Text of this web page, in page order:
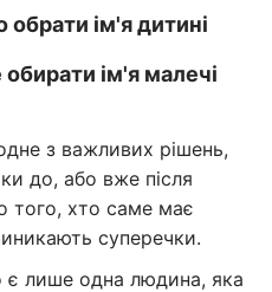
ім'я дитині
ім'я малечі
з важливих рішень,
до, або вже після
того, хто саме має
суперечки.
є лише одна людина, яка